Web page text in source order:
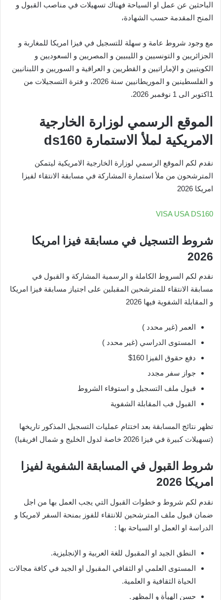
الباحثين عن عمل او السياحة فهناك تسهيلات في مناصب القبول و
المنح المقدمة حسب الشهادة،
مع وجود شروط عامة و سهلة للتسجيل في فيزا امريكا للمغاربة و
الجزائريين و التونسيين و الليبيين و المصريين و السعوديين و
الكويتيين و الإماراتيين و القطريين و العراقية و السوريين و اللبنانيين
و الفلسطينين و الموريطانيين سنة 2026، و فترة التسجيلات من
1اكتوبر الى 1 نوفمبر 2026.
الموقع الرسمي لوزارة الخارجية
الامريكية لملأ الاستمارة ds160
نقدم لكم الموقع الرسمي لوزارة الخارجية الامريكية ليتمكن
المترشحون من ملأ استمارة المشاركة في مسابقة الانتقاء لفيزا
امريكا 2026
VISA USA DS160
شروط التسجيل في مسابقة فيزا امريكا
2026
نقدم لكم السروط الكاملة و الرسمية المشاركة و القبول في
مسابقة الانتقاء للمترشحين المقبلين على اجتياز مسابقة فيزا امريكا
و المقابلة الشفوية فيها 2026
العمر (غير محدد )
المستوى الدراسي (غير محدد )
دفع حقوق الفيزا 160$
جواز سفر مجدد
قبول ملف التسجيل و استوفاء الشروط
القبول فب المقابلة الشفوية
تظهر نتائج المسابقة بعد اختتام عمليات التسجيل المذكور تاريخها
(تسهيلات كبيرة في فيزا 2026 خاصة لدول الخليج و شمال افريقيا)
شروط القبول في المسابقة الشفوية لفيزا
امريكا 2026
نقدم لكم شروط و خطوات القبول التي يجب العمل بها من اجل
ضمان قبول ملف المترشحين للانتقاء للفوز بمنحة السفر لامريكا و
الدراسة او العمل او السياحة بها :
النطق الجيد او المقبول للغة العربية و الإنجليزية.
المستوى العلمي او الثقافي المقبول او الجيد في كافة مجالات
الحياة الثقافية و العلمية.
حسن الهيأة و المظهر.